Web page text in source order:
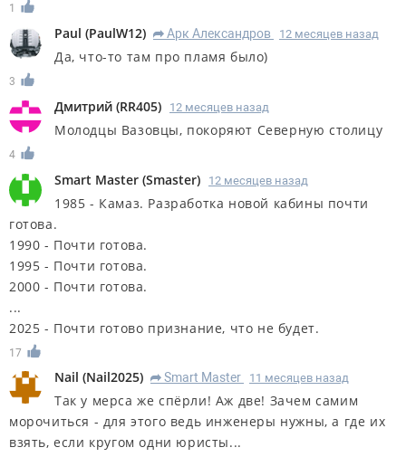
1
Paul (PaulW12) R Арк Александров 12 месяцев назад
Да, что-то там про пламя было)
3
Дмитрий (RR405) 12 месяцев назад
Молодцы Вазовцы, покоряют Северную столицу
4
Smart Master (Smaster) 12 месяцев назад
1985 - Камаз. Разработка новой кабины почти
готова.
1990 - Почти готова.
1995 - Почти готова.
2000 - Почти готова.
...
2025 - Почти готово признание, что не будет.
17
Nail (Nail2025) R Smart Master 11 месяцев назад
Так у мерса же спёрли! Аж две! Зачем самим
морочиться - для этого ведь инженеры нужны, а где их
взять, если кругом одни юристы...